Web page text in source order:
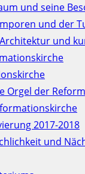
und seine
und der
Architektur und
Orgel der
2017-2018
und